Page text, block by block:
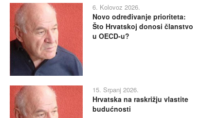
6. Kolovoz 2026.
Novo određivanje prioriteta:
Što Hrvatskoj donosi članstvo
u OECD-u?
15. Srpanj 2026.
Hrvatska na raskrižju vlastite
budućnosti